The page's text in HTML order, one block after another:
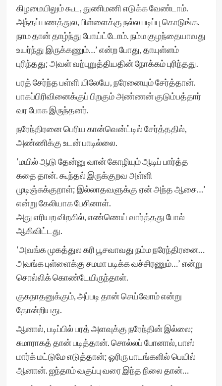
கிழமையிலும் கூட, துணிமணி எடுக்க வேண்டாம்.
அந்தப் பணத்துல, பிள்ளைக்கு நல்ல படிப்பு கொடுங்க.
நாம தான் தாழ்ந்து போய்ட்டோம். நம்ம குழந்தையாவது
உயர்ந்து இருக்கணும்…’ என்ற போது, தாயுள்ளம்
புரிந்தது; அவள் வற்புறுத்தியதின் நோக்கம் புரிந்தது.
பரத் சேர்ந்த பள்ளி யிலேயே, நரேனையும் சேர்த்தான்.
பாகப்பிரிவினைக்குப் பிறகும் அண்ணன் குடும்பத்தார்
வர போக இருந்தனர்.
நரேந்திரனை பெரிய கான்வென்ட்டில் சேர்த்ததில்,
அண்ணிக்கு உடன் பாடில்லை.
‘மயில் ஆடு தேன்னு வான் கோழியும் ஆடிப் பார்த்த
கதை தான். கூந்தல் இருக்குறவ அள்ளி
முடிஞ்சுக்குறாள்; இல்லாதவளுக்கு ஏன் அந்த ஆசை…’
என்று கேலியாக பேசினாள்.
அது எரியற விறகில், எண்ணெய் வார்த்தது போல்
ஆகிவிட்டது.
‘அவங்க முகத்துல கரி பூசவாவது நம்ம நரேந்திரனை…
அவங்க புள்ளைக்கு சமமா படிக்க வச்சிரணும்…’ என்று
சொல்லிக் கொண்டேயிருந்தாள்.
குகநாதனுக்கும், அப்படி தான் செய்வோம் என்று
தோன்றியது.
ஆனால், படிப்பில் பரத் அளவுக்கு நரேந்தின் இல்லை;
சுமாராகத் தான் படித்தான். சொல்லப் போனால், பாஸ்
மார்க் மட்டுமே எடுத்தான்; ஓரிரு பாடங்களில் பெயில்
ஆனான். ஐந்தாம் வகுப்பு வரை இந்த நிலை தான்…